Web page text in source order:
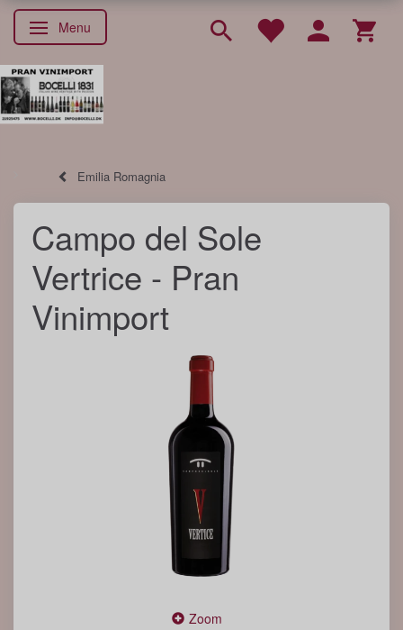
Skifte navigation
Menu
Emilia Romagnia
Campo del Sole
Vertrice - Pran
Vinimport
Zoom